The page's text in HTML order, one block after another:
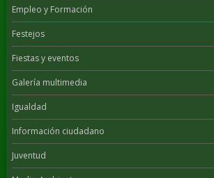
Empleo y Formación
Festejos
Fiestas y eventos
Galería multimedia
Igualdad
Información ciudadano
Juventud